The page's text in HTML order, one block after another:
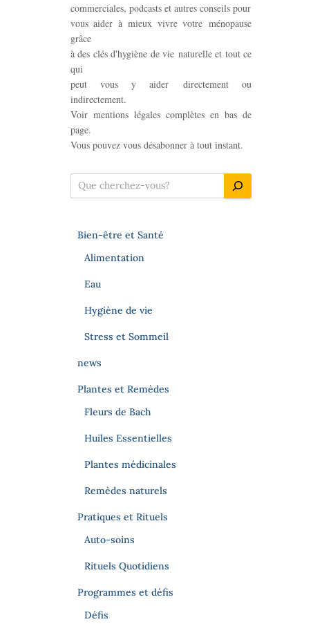
commerciales, podcasts et autres conseils pour
vous aider à mieux vivre votre ménopause
grâce
à des clés d'hygiène de vie naturelle et tout ce
qui
peut vous y aider directement ou
indirectement.
Voir mentions légales complètes en bas de
page.
Vous pouvez vous désabonner à tout instant.
e
Bien-être et Santé
Alimentation
Eau
Hygiène de vie
Stress et Sommeil
news
Plantes et Remèdes
Fleurs de Bach
Huiles Essentielles
Plantes médicinales
Remèdes naturels
Pratiques et Rituels
Auto-soins
Rituels Quotidiens
Programmes et défis
Défis